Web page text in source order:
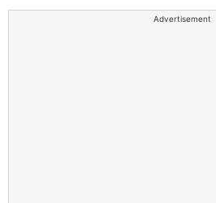
Advertisement